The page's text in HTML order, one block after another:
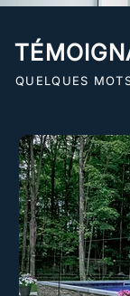
QUELQUES